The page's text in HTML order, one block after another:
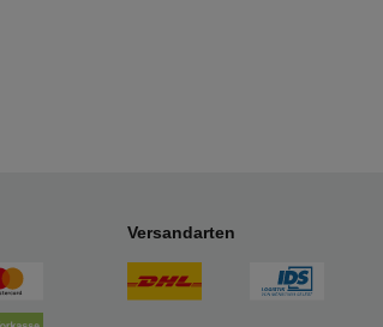
Versandarten